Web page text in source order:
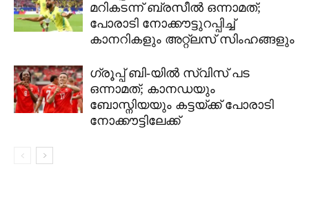
മറികടന്ന് ബ്രസീൽ ഒന്നാമത്;
പോരാടി നോക്കൗട്ടുറപ്പിച്ച്
കാനറികളും അറ്റ്‌ലസ് സിംഹങ്ങളും
ഗ്രൂപ്പ് ബി-യിൽ സ്വിസ് പട
ഒന്നാമത്; കാനഡയും
ബോസ്നിയയും കട്ടയ്ക്ക് പോരാടി
നോക്കൗട്ടിലേക്ക്